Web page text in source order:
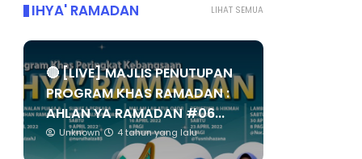
LIHAT SEMUA
IHYA' RAMADAN
🔴 [LIVE] MAJLIS PENUTUPAN
PROGRAM KHAS RAMADAN :
AHLAN YA RAMADAN #06...
Unknown 4 tahun yang lalu